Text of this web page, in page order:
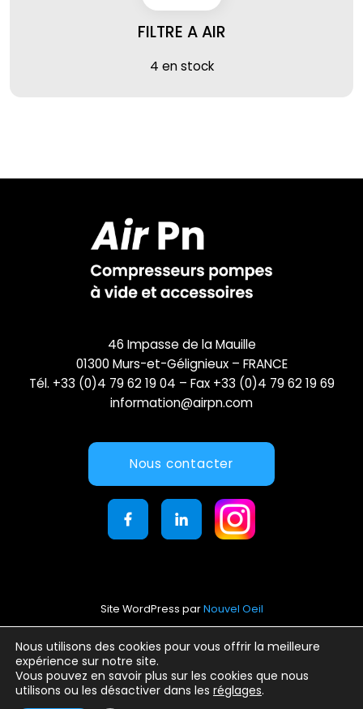
FILTRE A AIR
4 en stock
Nous utilisons des cookies pour vous offrir la meilleure
expérience sur notre site.
Vous pouvez en savoir plus sur les cookies que nous
utilisons ou les désactiver dans les réglages.
46 Impasse de la Mauille
01300 Murs-et-Gélignieux – FRANCE
Tél. +33 (0)4 79 62 19 04 – Fax +33 (0)4 79 62 19 69
information@airpn.com
Nous contacter
Site WordPress parNouvel Oeil
Mentions légales
Conditions générales d’utilisation
Politique de confidentialité